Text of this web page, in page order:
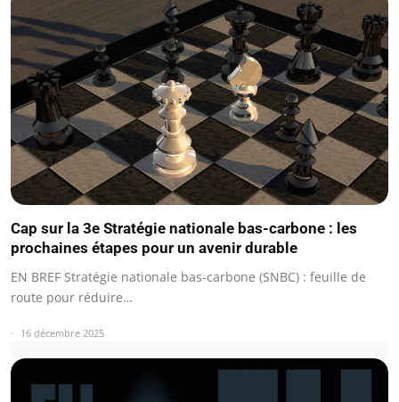
Cap sur la 3e Stratégie nationale bas-carbone : les
prochaines étapes pour un avenir durable
EN BREF Stratégie nationale bas-carbone (SNBC) : feuille de
route pour réduire…
16 décembre 2025